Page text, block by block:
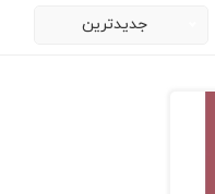
جدیدترین